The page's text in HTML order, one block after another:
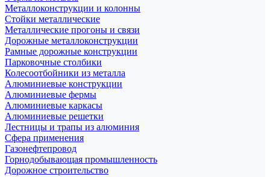
Металлоконструкции и колонны
Стойки металлические
Металлические прогоны и связи
Дорожные металлоконструкции
Рамные дорожные конструкции
Парковочные столбики
Колесоотбойники из металла
Алюминиевые конструкции
Алюминиевые фермы
Алюминиевые каркасы
Алюминиевые решетки
Лестницы и трапы из алюминия
Сфера применения
Газонефтепровод
Горнодобывающая промышленность
Дорожное строительство